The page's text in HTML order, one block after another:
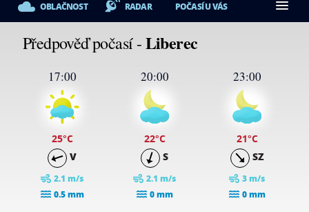
OBLAČNOST RADAR POČASÍ U VÁS
Předpověď počasí -Liberec
17:00
25°C
V
2.1 m/s
0.5 mm
20:00
22°C
S
2.1 m/s
0 mm
23:00
21°C
SZ
3 m/s
0 mm